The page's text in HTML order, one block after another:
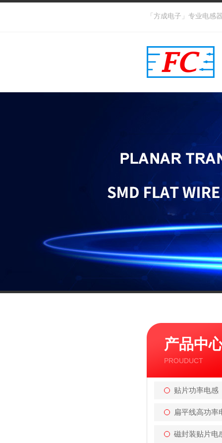
「方成电子」专业电感
产品中
PROUDUCT
贴片功率电感
扁平线高功率
磁封装贴片电